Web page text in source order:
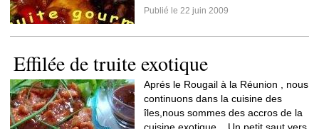
Publié le 22 juin 2009
Effilée de truite exotique
Aprés le Rougail à la Réunion , nous
continuons dans la cuisine des
îles,nous sommes des accros de la